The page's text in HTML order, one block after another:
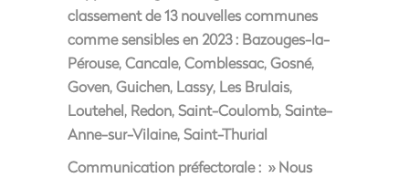
classement de 13 nouvelles communes
comme sensibles en 2023 : Bazouges-la-
Pérouse, Cancale, Comblessac, Gosné,
Goven, Guichen, Lassy, Les Brulais,
Loutehel, Redon, Saint-Coulomb, Sainte-
Anne-sur-Vilaine, Saint-Thurial
Communication préfectorale : » Nous